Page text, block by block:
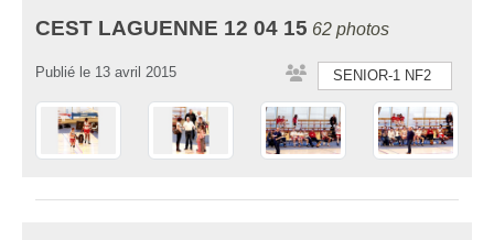
CEST LAGUENNE 12 04 15 62 photos
SENIOR-1 NF2
Publié le 13 avril 2015